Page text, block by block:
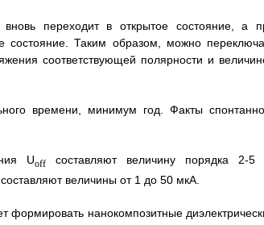
переходит в открытое состояние, а
состояние. Таким образом, можно
соответствующей полярности и
времени, минимум год. Факты
Uoffсоставляют величину порядка 2-5
величины от 1 до 50 мкА.
формировать нанокомпозитные